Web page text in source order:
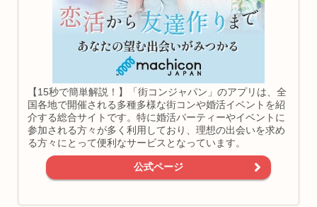
【15秒で簡単解説！】「街コンジャパン」のアプリは、全
国各地で開催される多種多様な街コンや婚活イベントを紹
介する総合サイトです。特に婚活パーティーやイベントに
参加される方々が多く利用しており、理想の出会いを求め
る方々にとって便利なサービスとなっています。
公式ページ